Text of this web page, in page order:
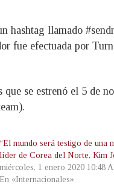
llamado
fue efectuada por
se estrenó el 5 de
“El mundo será testigo de una
líder de Corea del Norte, Kim
miércoles, 1 enero 2020 10:48
En «Internacionales»